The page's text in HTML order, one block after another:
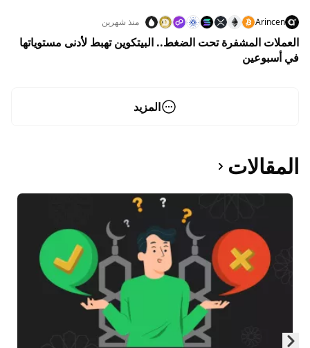
Arincen منذ شهرين
العملات المشفرة تحت الضغط.. البيتكوين تهبط لأدنى مستوياتها
في أسبوعين
المزيد
المقالات